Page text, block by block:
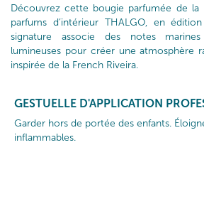
Découvrez cette bougie parfumée de
parfums d’intérieur THALGO, en
signature associe des notes
lumineuses pour créer une atmosphère
inspirée de la French Riveira.
GESTUELLE D'APPLICATION
Garder hors de portée des enfants.
inflammables.